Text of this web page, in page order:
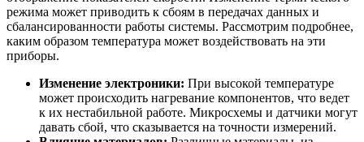
режима может приводить к сбоям в передачах данных и
сбалансированности работы системы. Рассмотрим подробнее,
каким образом температура может воздействовать на эти
приборы.
Изменение электроники: При высокой температуре
может происходить нагревание компонентов, что ведет
к их нестабильной работе. Микросхемы и датчики могут
давать сбой, что сказывается на точности измерений.